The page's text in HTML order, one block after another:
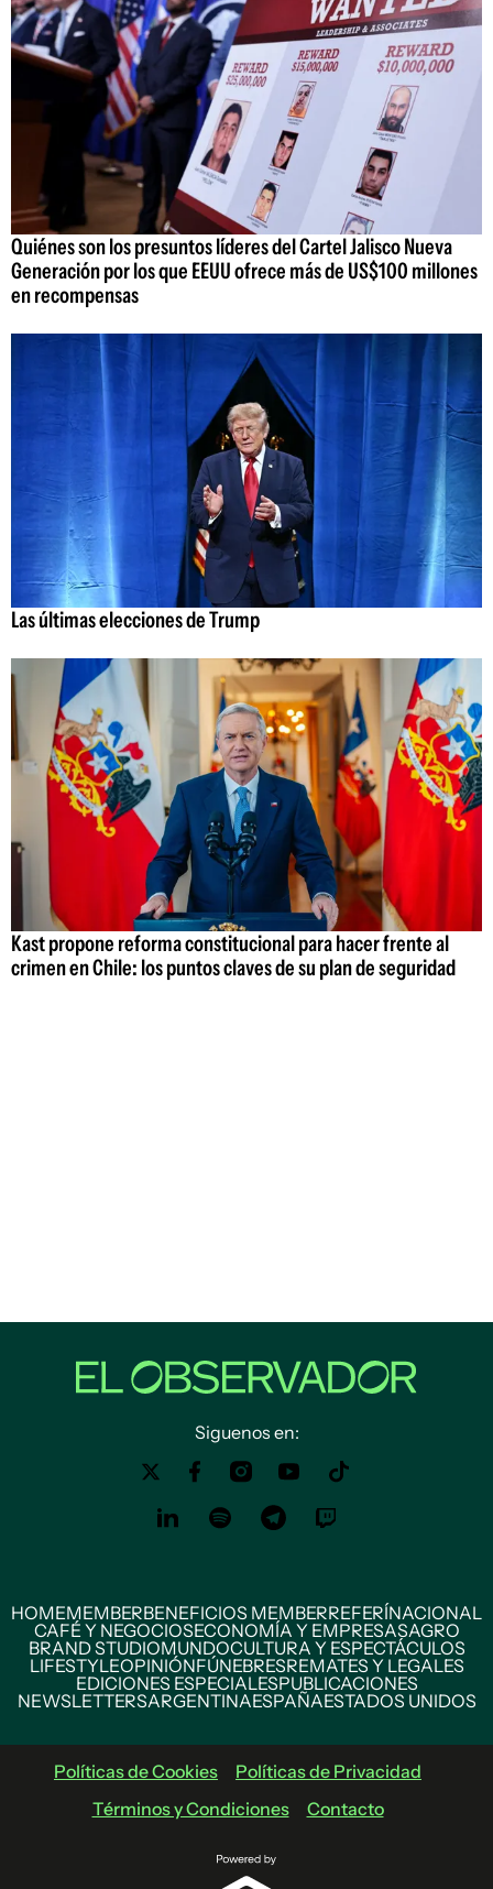
Quiénes son los presuntos líderes del Cartel Jalisco Nueva
Generación por los que EEUU ofrece más de US$100 millones
en recompensas
Las últimas elecciones de Trump
Kast propone reforma constitucional para hacer frente al
crimen en Chile: los puntos claves de su plan de seguridad
Siguenos en:
HOMEMEMBERBENEFICIOS MEMBERREFERÍNACIONAL
CAFÉ Y NEGOCIOSECONOMÍA Y EMPRESASAGRO
BRAND STUDIOMUNDOCULTURA Y ESPECTÁCULOS
LIFESTYLEOPINIÓNFÚNEBRESREMATES Y LEGALES
EDICIONES ESPECIALESPUBLICACIONES
NEWSLETTERSARGENTINAESPAÑAESTADOS UNIDOS
Políticas de Cookies
Políticas de Privacidad
Términos y Condiciones
Contacto